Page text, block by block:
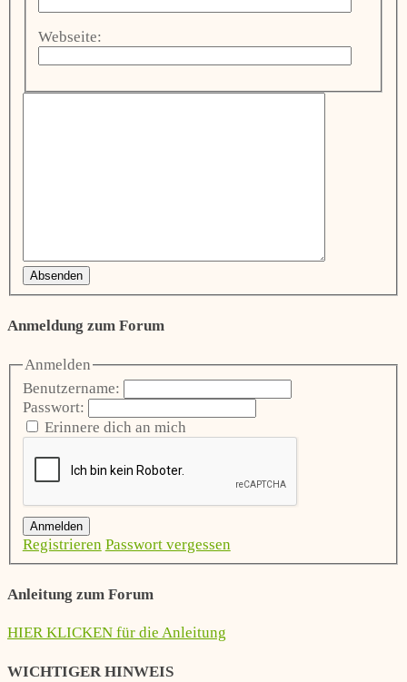
Webseite:
Absenden
Anmeldung zum Forum
Anmelden
Benutzername:
Passwort:
Erinnere dich an mich
Anmelden
Registrieren Passwort vergessen
Anleitung zum Forum
HIER KLICKEN für die Anleitung
WICHTIGER HINWEIS